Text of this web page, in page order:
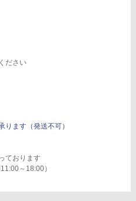
ださい
ます（発送不可）
ております
～18:00）